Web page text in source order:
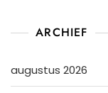
ARCHIEF
augustus 2026